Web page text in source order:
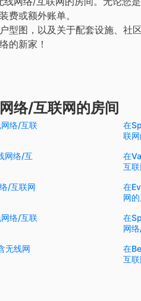
费或额外账单。
型图，以及关于配套设施、社
的新家！
络/互联网的房间
络/互联
在
联
网络/互
在
互
/互联网
在
网
络/互联
在
网
无线网
在
互